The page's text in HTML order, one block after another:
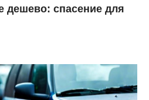
дешево: спасение для